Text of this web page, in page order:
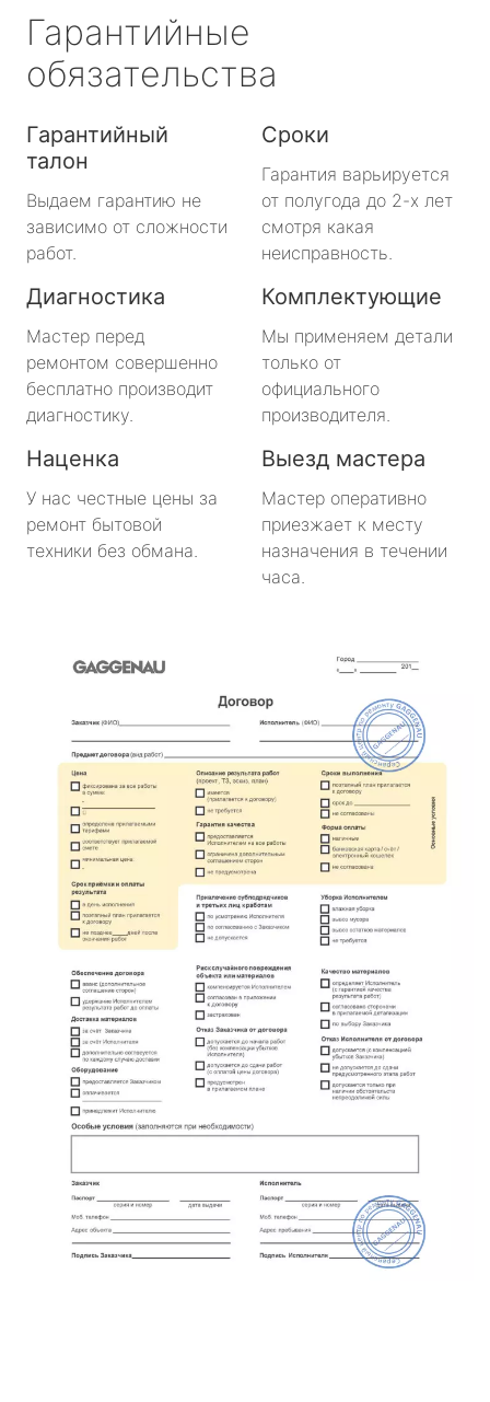
Гарантийные
обязательства
Гарантийный
талон
Выдаем гарантию не
зависимо от сложности
работ.
Сроки
Гарантия варьируется
от полугода до 2-х лет
смотря какая
неисправность.
Диагностика
Мастер перед
ремонтом совершенно
бесплатно производит
диагностику.
Комплектующие
Мы применяем детали
только от
официального
производителя.
Наценка
У нас честные цены за
ремонт бытовой
техники без обмана.
Выезд мастера
Мастер оперативно
приезжает к месту
назначения в течении
часа.